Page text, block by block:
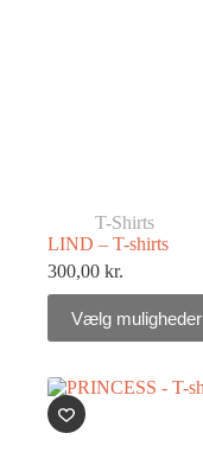
T-Shirts
LIND – T-shirts
300,00 kr.
Vælg muligheder